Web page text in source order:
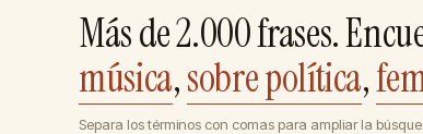
Más de 2.000 frases.
música,sobre política,
Separa los términos con comas para ampliar la